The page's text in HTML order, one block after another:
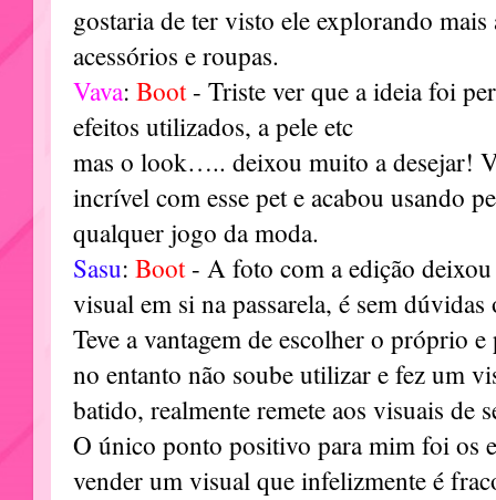
gostaria de ter visto ele explorando mais
acessórios e roupas.
Vava: Boot- Triste ver que a ideia foi
efeitos utilizados, a pele etc
mas o look….. deixou muito a desejar!
incrível com esse pet e acabou usando
qualquer jogo da moda.
Sasu: Boot- A foto com a edição
visual em si na passarela, é sem
Teve a vantagem de escolher o próprio
no entanto não soube utilizar e fez um
batido, realmente remete aos visuais de
O único ponto positivo para mim foi os
vender um visual que infelizmente é